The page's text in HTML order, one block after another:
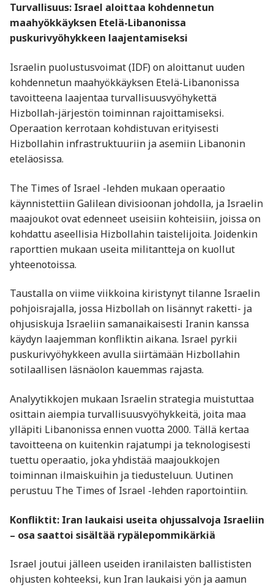
Turvallisuus: Israel aloittaa kohdennetun
maahyökkäyksen Etelä-Libanonissa
puskurivyöhykkeen laajentamiseksi
Israelin puolustusvoimat (IDF) on aloittanut uuden
kohdennetun maahyökkäyksen Etelä-Libanonissa
tavoitteena laajentaa turvallisuusvyöhykettä
Hizbollah-järjestön toiminnan rajoittamiseksi.
Operaation kerrotaan kohdistuvan erityisesti
Hizbollahin infrastruktuuriin ja asemiin Libanonin
eteläosissa.
The Times of Israel -lehden mukaan operaatio
käynnistettiin Galilean divisioonan johdolla, ja Israelin
maajoukot ovat edenneet useisiin kohteisiin, joissa on
kohdattu aseellisia Hizbollahin taistelijoita. Joidenkin
raporttien mukaan useita militantteja on kuollut
yhteenotoissa.
Taustalla on viime viikkoina kiristynyt tilanne Israelin
pohjoisrajalla, jossa Hizbollah on lisännyt raketti- ja
ohjusiskuja Israeliin samanaikaisesti Iranin kanssa
käydyn laajemman konfliktin aikana. Israel pyrkii
puskurivyöhykkeen avulla siirtämään Hizbollahin
sotilaallisen läsnäolon kauemmas rajasta.
Analyytikkojen mukaan Israelin strategia muistuttaa
osittain aiempia turvallisuusvyöhykkeitä, joita maa
ylläpiti Libanonissa ennen vuotta 2000. Tällä kertaa
tavoitteena on kuitenkin rajatumpi ja teknologisesti
tuettu operaatio, joka yhdistää maajoukkojen
toiminnan ilmaiskuihin ja tiedusteluun. Uutinen
perustuu The Times of Israel -lehden raportointiin.
Konfliktit: Iran laukaisi useita ohjussalvoja Israeliin
– osa saattoi sisältää rypälepommikärkiä
Israel joutui jälleen useiden iranilaisten ballististen
ohjusten kohteeksi, kun Iran laukaisi yön ja aamun